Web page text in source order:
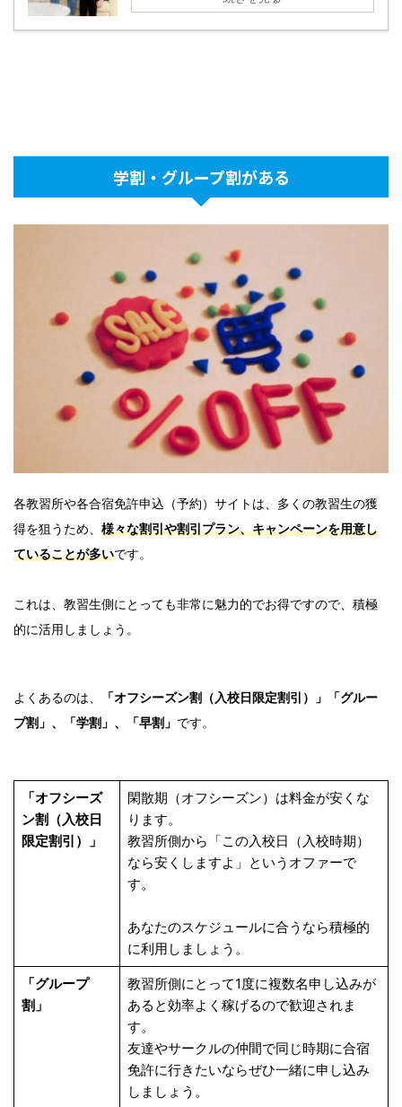
学割・グループ割がある
各教習所や各合宿免許申込（予約）サイトは、多くの教習生の獲
得を狙うため、 様々な割引や割引プラン、キャンペーンを用意し
ていることが多いです。
これは、教習生側にとっても非常に魅力的でお得ですので、積極
的に活用しましょう。
よくあるのは、
「オフシーズン割（入校日限定割引）」「グルー
プ割」、「学割」、「早割」 です。
「オフシーズ
ン割（入校日
限定割引）」
閑散期（オフシーズン）は料金が安くな
ります。
教習所側から「この入校日（入校時期）
なら安くしますよ」というオファーで
す。
あなたのスケジュールに合うなら積極的
に利用しましょう。
「グループ
割」
教習所側にとって1度に複数名申し込みが
あると効率よく稼げるので歓迎されま
す。
友達やサークルの仲間で同じ時期に合宿
免許に行きたいならぜひ一緒に申し込み
しましょう。